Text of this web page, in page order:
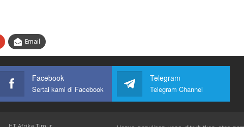
Email
Facebook
Sertai kami di Facebook
Telegram
Telegram Channel